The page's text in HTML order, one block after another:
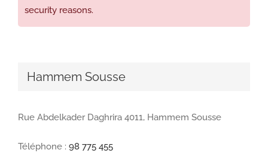
security reasons.
Hammem Sousse
Rue Abdelkader Daghrira 4011, Hammem Sousse
Téléphone : 98 775 455